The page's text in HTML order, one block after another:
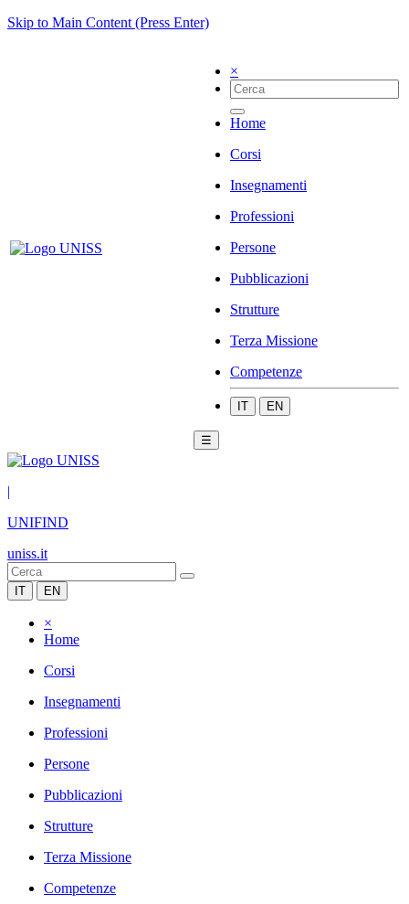
Skip to Main Content (Press Enter)
×
Home
Corsi
Insegnamenti
Professioni
Persone
Pubblicazioni
Strutture
Terza Missione
Competenze
IT EN
☰
|
UNIFIND
uniss.it
IT EN
×
Home
Corsi
Insegnamenti
Professioni
Persone
Pubblicazioni
Strutture
Terza Missione
Competenze